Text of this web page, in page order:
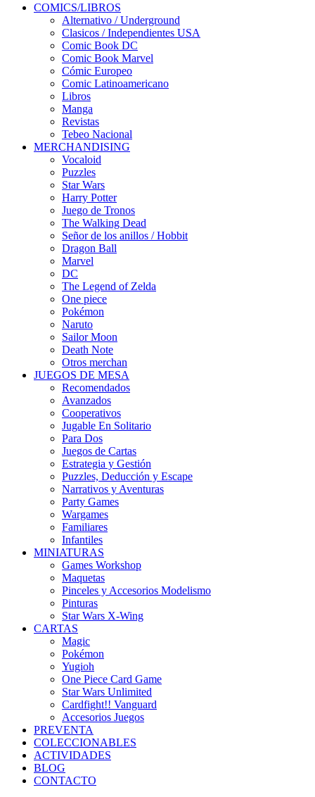
COMICS/LIBROS
Alternativo / Underground
Clasicos / Independientes USA
Comic Book DC
Comic Book Marvel
Cómic Europeo
Comic Latinoamericano
Libros
Manga
Revistas
Tebeo Nacional
MERCHANDISING
Vocaloid
Puzzles
Star Wars
Harry Potter
Juego de Tronos
The Walking Dead
Señor de los anillos / Hobbit
Dragon Ball
Marvel
DC
The Legend of Zelda
One piece
Pokémon
Naruto
Sailor Moon
Death Note
Otros merchan
JUEGOS DE MESA
Recomendados
Avanzados
Cooperativos
Jugable En Solitario
Para Dos
Juegos de Cartas
Estrategia y Gestión
Puzzles, Deducción y Escape
Narrativos y Aventuras
Party Games
Wargames
Familiares
Infantiles
MINIATURAS
Games Workshop
Maquetas
Pinceles y Accesorios Modelismo
Pinturas
Star Wars X-Wing
CARTAS
Magic
Pokémon
Yugioh
One Piece Card Game
Star Wars Unlimited
Cardfight!! Vanguard
Accesorios Juegos
PREVENTA
COLECCIONABLES
ACTIVIDADES
BLOG
CONTACTO